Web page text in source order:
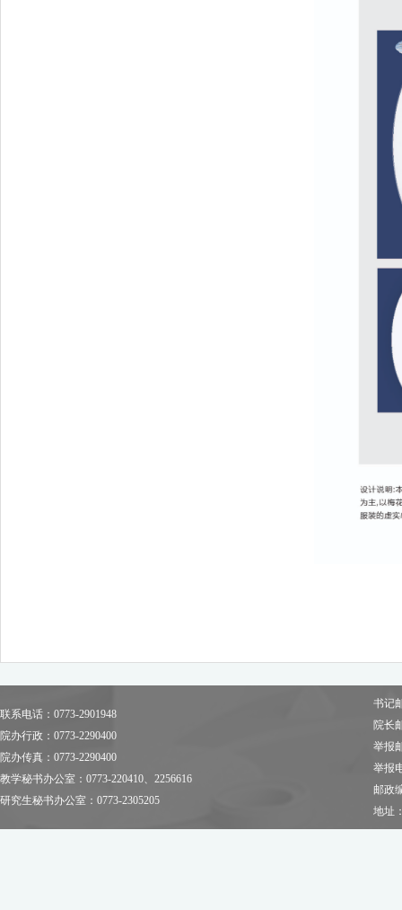
联系电话：0773-2901948
院办行政：0773-2290400
院办传真：0773-2290400
教学秘书办公室：0773-220410、2256616
研究生秘书办公室：0773-2305205
书记
院长
举报
举报
邮政
地址